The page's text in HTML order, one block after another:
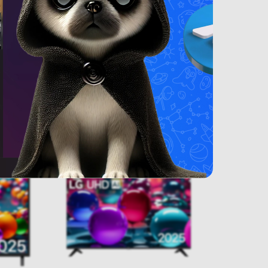
(новый.) Телевизор LG OLED
C5 OLED65C5RLA
В наличии
4 990BYN 5990